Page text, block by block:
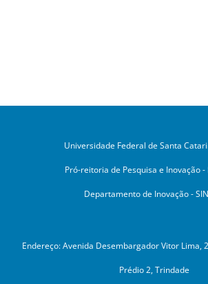
Universidade Federal de Santa
Pró-reitoria de Pesquisa e Inovação -
Departamento de Inovação -
Endereço: Avenida Desembargador Vitor Lima,
Prédio 2, Trindade